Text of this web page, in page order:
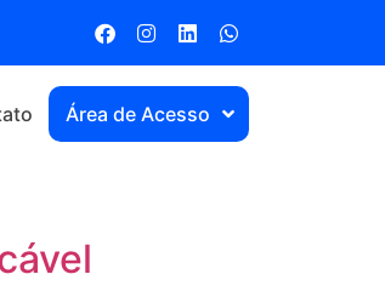
Área de Acesso